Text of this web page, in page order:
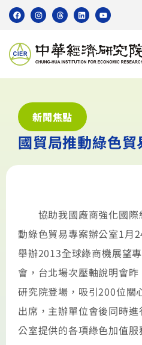
新聞焦點
國貿局推動綠色貿
協助我國廠商強化國際
動綠色貿易專案辦公室1月
舉辦2013全球綠商機展望
會，台北場次壓軸說明會
研究院登場，吸引200位關
出席，主辦單位會後同時
公室提供的各項綠色加值服